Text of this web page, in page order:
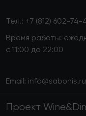
Тел.: +7 (812) 602-74-
Время работы:
с 11:00 до 22:00
Email: info@sabonis.ru
Проект